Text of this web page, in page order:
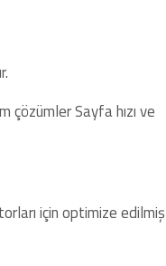
Sayfa hızı ve
için optimize edilmiş